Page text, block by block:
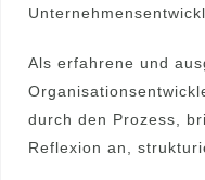
Als erfahrene und
durch den Prozess,
Reflexion an,